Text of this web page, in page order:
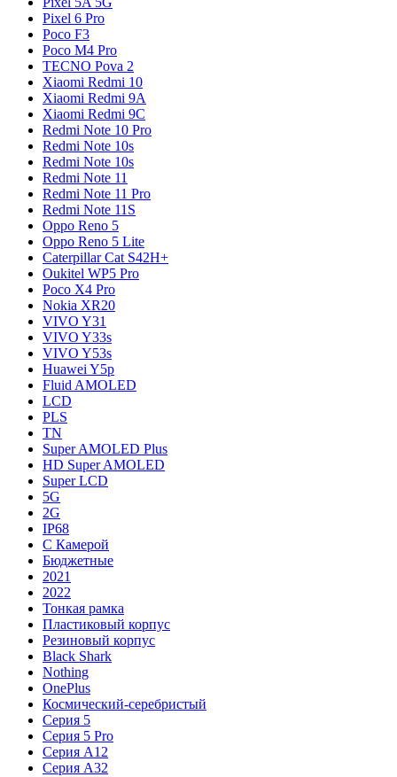
Pixel 6 Pro
Poco F3
Poco M4 Pro
TECNO Pova 2
Xiaomi Redmi 10
Xiaomi Redmi 9A
Xiaomi Redmi 9C
Redmi Note 10 Pro
Redmi Note 10s
Redmi Note 10s
Redmi Note 11
Redmi Note 11 Pro
Redmi Note 11S
Oppo Reno 5
Oppo Reno 5 Lite
Caterpillar Cat S42H+
Oukitel WP5 Pro
Poco X4 Pro
Nokia XR20
VIVO Y31
VIVO Y33s
VIVO Y53s
Huawei Y5p
Fluid AMOLED
LCD
PLS
TN
Super AMOLED Plus
HD Super AMOLED
Super LCD
5G
2G
IP68
С Камерой
Бюджетные
2021
2022
Тонкая рамка
Пластиковый корпус
Резиновый корпус
Black Shark
Nothing
OnePlus
Космический-серебристый
Серия 5
Серия 5 Pro
Серия A12
Серия A32